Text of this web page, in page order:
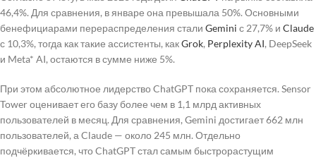
46,4%. Для сравнения, в январе она превышала 50%. Основными
бенефициарами перераспределения стали Gemini с 27,7% и Claude
с 10,3%, тогда как такие ассистенты, какGrok, PerplexityAI, DeepSeek
и Meta* AI, остаются в сумме ниже 5%.
При этом абсолютное лидерство ChatGPT пока сохраняется. Sensor
Tower оценивает его базу более чем в 1,1 млрд активных
пользователей в месяц. Для сравнения, Gemini достигает 662 млн
пользователей, а Claude — около 245 млн. Отдельно
подчёркивается, что ChatGPT стал самым быстрорастущим